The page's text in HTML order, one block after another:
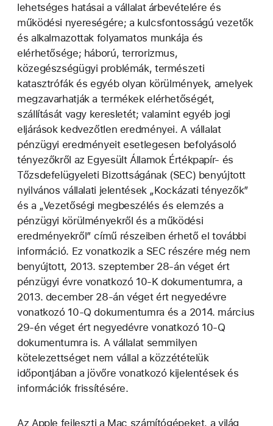
lehetséges hatásai a vállalat árbevételére és
működési nyereségére; a kulcsfontosságú vezetők
és alkalmazottak folyamatos munkája és
elérhetősége; háború, terrorizmus,
közegészségügyi problémák, természeti
katasztrófák és egyéb olyan körülmények, amelyek
megzavarhatják a termékek elérhetőségét,
szállítását vagy keresletét; valamint egyéb jogi
eljárások kedvezőtlen eredményei. A vállalat
pénzügyi eredményeit esetlegesen befolyásoló
tényezőkről az Egyesült Államok Értékpapír- és
Tőzsdefelügyeleti Bizottságának (SEC) benyújtott
nyilvános vállalati jelentések „Kockázati tényezők”
és a „Vezetőségi megbeszélés és elemzés a
pénzügyi körülményekről és a működési
eredményekről” című részeiben érhető el további
információ. Ez vonatkozik a SEC részére még nem
benyújtott, 2013. szeptember 28-án véget ért
pénzügyi évre vonatkozó 10-K dokumentumra, a
2013. december 28-án véget ért negyedévre
vonatkozó 10-Q dokumentumra és a 2014. március
29-én véget ért negyedévre vonatkozó 10-Q
dokumentumra is. A vállalat semmilyen
kötelezettséget nem vállal a közzétételük
időpontjában a jövőre vonatkozó kijelentések és
információk frissítésére.
Az Apple fejleszti a Mac számítógépeket, a világ